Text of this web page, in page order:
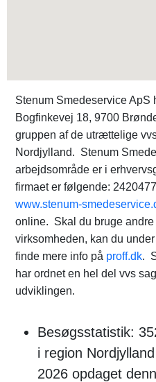
Stenum Smedeservice ApS
Bogfinkevej 18, 9700
gruppen af de utrættelige
Nordjylland. Stenum
arbejdsområde er i
firmaet er følgende:
www.stenum-
online. Skal du bruge andre
virksomheden, kan du
finde mere info på proff.dk.
har ordnet en hel del vvs
udviklingen.
Besøgsstatistik:
i region
2026 opdaget